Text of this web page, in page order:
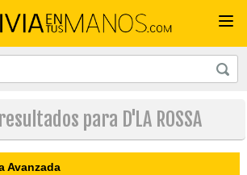
para D'LA ROSSA
Avanzada